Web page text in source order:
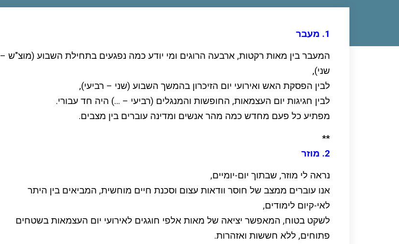
1. מעבר
המעבר בין מאות רקטות, ארבעה הרוגים ומי יודע כמה נפגעים בתחילת השבוע (מוצ"ש –
שני),
לבין הפסקת האש ואירועי יום הזיכרון בהמשך השבוע (שני – רביעי),
לבין חגיגות יום העצמאות, החופשות והמנגלים (רביעי – …) היה חד עבורי.
מפתיע כל פעם מחדש כמה מהר אנשים ומדינה עוברים בין מצבים.
**
2. מוזר
נראה לי מוזר, שבתוך יום-יומיים,
אנו עוברים ממצב של חוסר וודאות עצום וסכנת חיים מוחשית, המביאים בין היתר
לאי-קיום לימודים,
לשקט בטוח, המאפשר יציאה של מאות אלפי חוגגים לאירועי יום העצמאות בשטחים
פתוחים, ללא חששות ואזהרות.